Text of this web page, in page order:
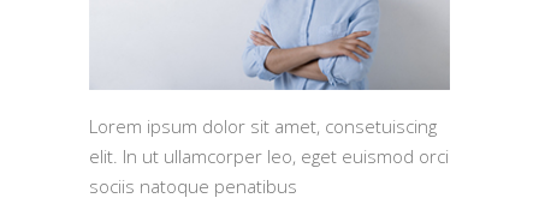
Lorem ipsum dolor sit amet, consetuiscing
elit. In ut ullamcorper leo, eget euismod orci
sociis natoque penatibus